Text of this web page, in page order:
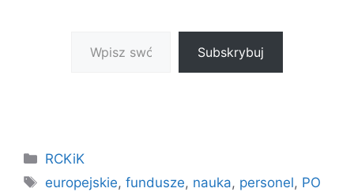
Subskrybuj
Kategorie
RCKiK
Tagi
europejskie,fundusze, nauka, personel, PO